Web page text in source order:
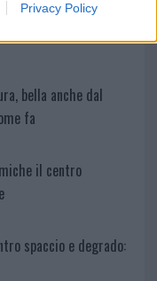
Privacy Policy
a Olbia e in
bella anche dal
fa
il centro
spaccio e degrado: